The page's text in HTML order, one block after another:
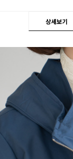
상세보기